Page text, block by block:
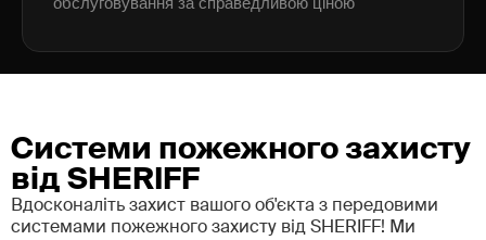
Cистеми пожежного захисту
від SHERIFF
Вдосконаліть захист вашого об'єкта з передовими
системами пожежного захисту від SHERIFF! Ми